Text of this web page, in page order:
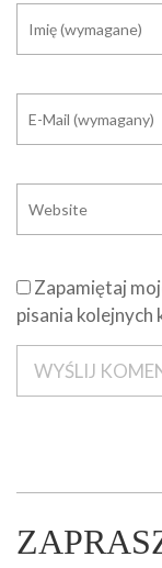
Zapamiętaj
pisania kolejnych